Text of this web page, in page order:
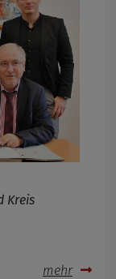
Kreis
mehr